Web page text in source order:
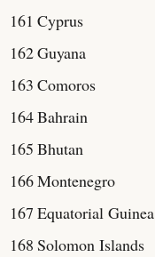
161 Cyprus
162Guyana
163 Comoros
164Bahrain
165 Bhutan
166Montenegro
167 Equatorial Guinea
168 Solomon Islands